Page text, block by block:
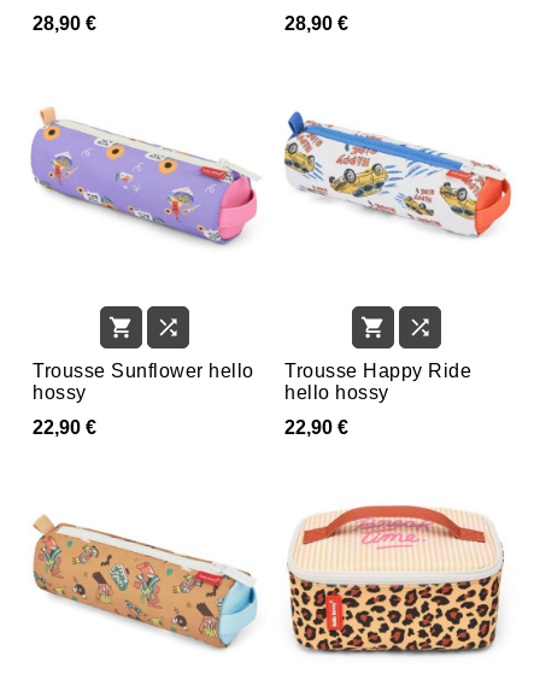
28,90 €
28,90 €
 
Trousse Sunflower hello
hossy
22,90 €
 
Trousse Happy Ride
hello hossy
22,90 €